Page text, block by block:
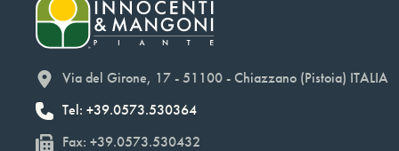
Via del Girone, 17 - 51100 - Chiazzano (Pistoia) ITALIA
Tel: +39.0573.530364
Fax: +39.0573.530432